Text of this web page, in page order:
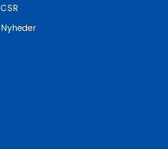
CSR
Nyheder